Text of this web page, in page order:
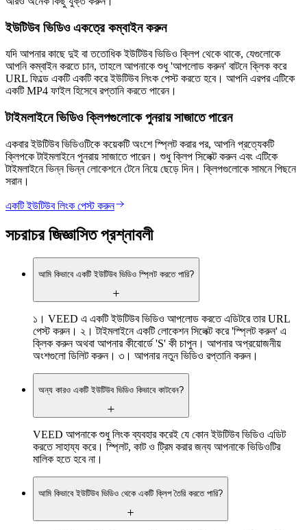
ইউটিউব ভিডিও একত্রে কম্বাইন করুন
যদি আপনার কাছে দুই বা ততোধিক ইউটিউব ভিডিও ক্লিপ থেকে থাকে, যেগুলোকে
আপনি কম্বাইন করতে চান, তাহলে আপনাকে শুধু 'আপলোড করুন' বাটনে ক্লিক করে
URL ফিল্ডে একটি একটি করে ইউটিউব লিংক পেস্ট করতে হবে। আপনি এরপর এটিকে
একটি MP4 ফাইল হিসেবে রপ্তানি করতে পারেন।
টাইমলাইনে ভিডিও ক্লিপগুলোকে পুনরায় সাজাতে পারেন
একবার ইউটিউব ভিডিওটিকে কয়েকটি অংশে স্প্লিট করার পর, আপনি প্রত্যেকটি
ক্লিপকে টাইমলাইনে পুনরায় সাজাতে পারেন। শুধু ক্লিপ সিলেক্ট করুন এবং এটিকে
টাইমলাইনে ভিন্ন ভিন্ন লোকেশনে টেনে নিয়ে ছেড়ে দিন। ক্লিপগুলোকে সামনে পিছনে
সরান।
একটি ইউটিউব লিংক পেস্ট করুন
সচরাচর জিজ্ঞাসিত প্রশ্নাবলী
আমি কিভাবে একটি ইউটিউব ভিডিও স্প্লিট করতে পারি?
১। VEED এ একটি ইউটিউব ভিডিও আপলোড করতে এডিটরে তার URL
পেস্ট করুন। ২। টাইমলাইনে একটি লোকেশন সিলেক্ট করে 'স্প্লিট করুন' এ
ক্লিক করুন অথবা আপনার কীবোর্ডে 'S' কী চাপুন। আপনার অপ্রয়োজনীয়
অংশগুলো ডিলিট করুন। ৩। আপনার নতুন ভিডিও রপ্তানি করুন।
অন্য কারও একটি ইউটিউব ভিডিও কিভাবে কাটবেন?
VEED আপনাকে শুধু লিংক ব্যবহার করেই যে কোন ইউটিউব ভিডিও এডিট
করতে সাহায্য করে। স্প্লিট, কাট ও ট্রিম করার জন্য আপনাকে ভিডিওটির
মালিক হতে হবে না।
আমি কিভাবে ইউটিউব ভিডিও থেকে একটি ক্লিপ তৈরি করতে পারি?